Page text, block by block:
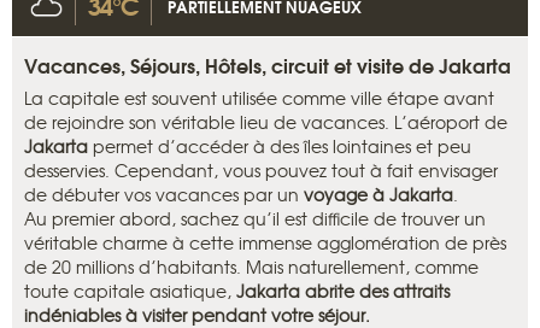
PARTIELLEMENT NUAGEUX
Vacances, Séjours, Hôtels, circuit et visite de Jakarta
La capitale est souvent utilisée comme ville étape avant
de rejoindre son véritable lieu de vacances. L’aéroport de
Jakarta permet d’accéder à des îles lointaines et peu
desservies. Cependant, vous pouvez tout à fait envisager
de débuter vos vacances par un voyage à Jakarta.
Au premier abord, sachez qu’il est difficile de trouver un
véritable charme à cette immense agglomération de près
de 20 millions d’habitants. Mais naturellement, comme
toute capitale asiatique, Jakarta abrite des attraits
indéniables à visiter pendant votre séjour.